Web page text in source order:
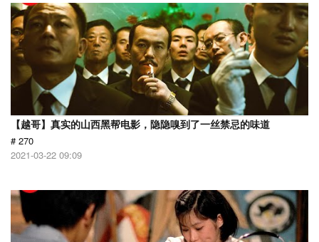
【越哥】真实的山西黑帮电影，隐隐嗅到了一丝禁忌的味道
# 270
2021-03-22 09:09